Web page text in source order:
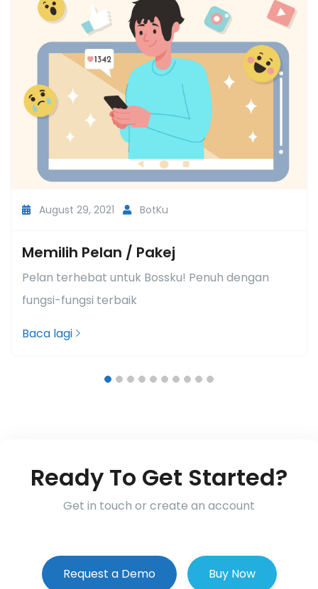
August 29, 2021 BotKu
Memilih Pelan / Pakej
Pelan terhebat untuk Bossku! Penuh dengan
fungsi-fungsi terbaik
Baca lagi
Ready To Get Started?
Get in touch or create an account
Request a Demo Buy Now